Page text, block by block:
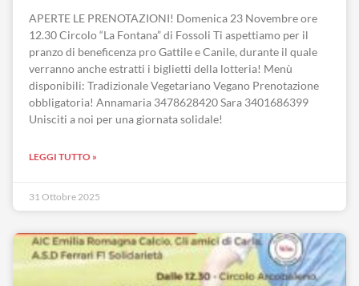
APERTE LE PRENOTAZIONI! Domenica 23 Novembre ore
12.30 Circolo “La Fontana” di Fossoli Ti aspettiamo per il
pranzo di beneficenza pro Gattile e Canile, durante il quale
verranno anche estratti i biglietti della lotteria! Menù
disponibili: Tradizionale Vegetariano Vegano Prenotazione
obbligatoria! Annamaria 3478628420 Sara 3401686399
Unisciti a noi per una giornata solidale!
LEGGI TUTTO »
31 Ottobre 2025